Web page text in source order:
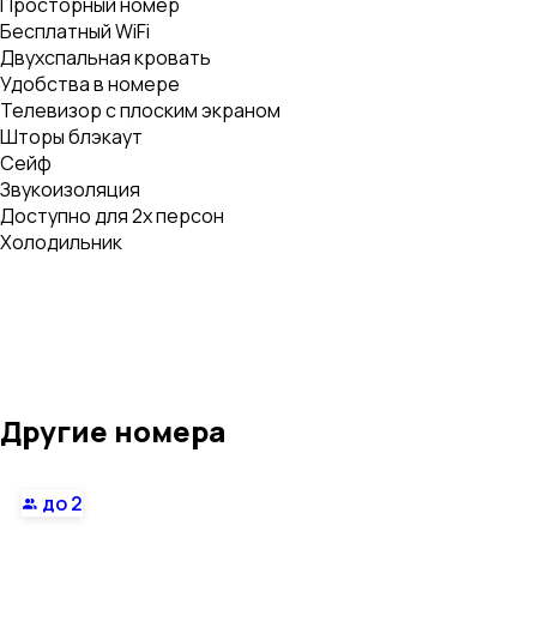
Бесплатный WiFi
Двухспальная кровать
Удобства в номере
Телевизор с плоским экраном
Шторы блэкаут
Сейф
Звукоизоляция
Доступно для 2х персон
Холодильник
Другие номера
до 2